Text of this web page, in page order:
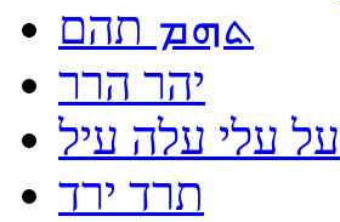
ܬܗܡ תהם
יהר הרר
עלי עלה עיל
תרד ירד